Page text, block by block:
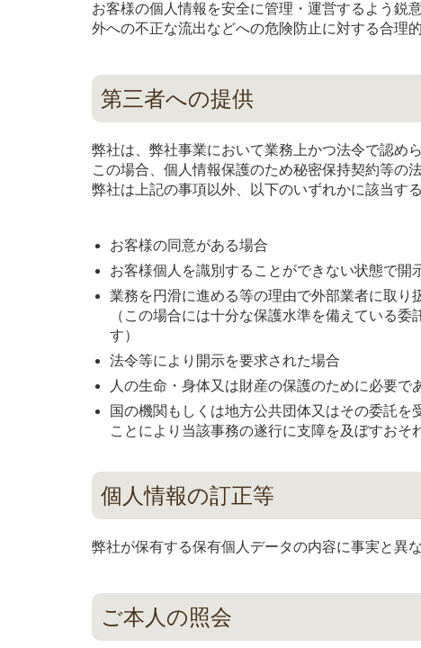
お客様の個人情報を安全に管理・運営するよう鋭
外への不正な流出などへの危険防止に対する合理
第三者への提供
弊社は、弊社事業において業務上かつ法令で認め
この場合、個人情報保護のため秘密保持契約等の
弊社は上記の事項以外、以下のいずれかに該当す
お客様の同意がある場合
お客様個人を識別することができない状態で開
業務を円滑に進める等の理由で外部業者に取り
（この場合には十分な保護水準を備えている
す）
法令等により開示を要求された場合
人の生命・身体又は財産の保護のために必要
国の機関もしくは地方公共団体又はその委託
ことにより当該事務の遂行に支障を及ぼすおそ
個人情報の訂正等
弊社が保有する保有個人データの内容に事実と異
ご本人の照会